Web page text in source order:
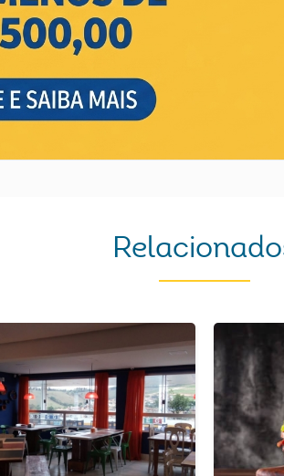
Next